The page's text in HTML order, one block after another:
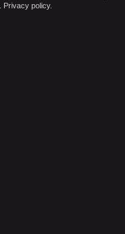
Privacy policy.